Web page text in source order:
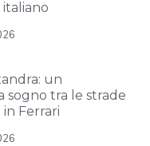
un
sogno tra le strade
Ferrari